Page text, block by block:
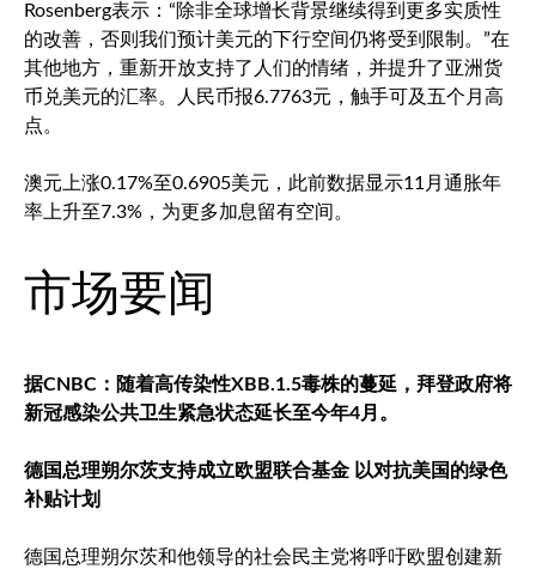
Rosenberg表示：“除非全球增长背景继续得到更多实质性
的改善，否则我们预计美元的下行空间仍将受到限制。”在
其他地方，重新开放支持了人们的情绪，并提升了亚洲货
币兑美元的汇率。人民币报6.7763元，触手可及五个月高
点。
澳元上涨0.17%至0.6905美元，此前数据显示11月通胀年
率上升至7.3%，为更多加息留有空间。
市场要闻
据CNBC：随着高传染性XBB.1.5毒株的蔓延，拜登政府将
新冠感染公共卫生紧急状态延长至今年4月。
德国总理朔尔茨支持成立欧盟联合基金 以对抗美国的绿色
补贴计划
德国总理朔尔茨和他领导的社会民主党将呼吁欧盟创建新